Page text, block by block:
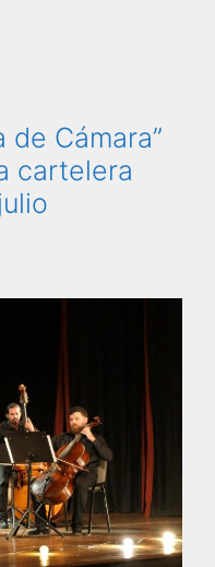
de Cámara”
cartelera